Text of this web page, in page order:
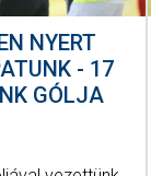
NYERT
- 17
GÓLJA